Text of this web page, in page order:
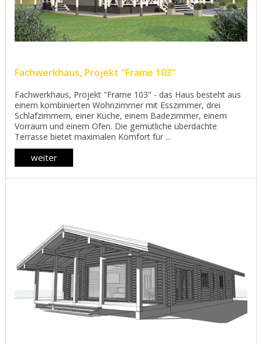
Fachwerkhaus, Projekt "Frame 103"
Fachwerkhaus, Projekt "Frame 103" - das Haus besteht aus
einem kombinierten Wohnzimmer mit Esszimmer, drei
Schlafzimmern, einer Küche, einem Badezimmer, einem
Vorraum und einem Ofen. Die gemütliche überdachte
Terrasse bietet maximalen Komfort für ...
weiter